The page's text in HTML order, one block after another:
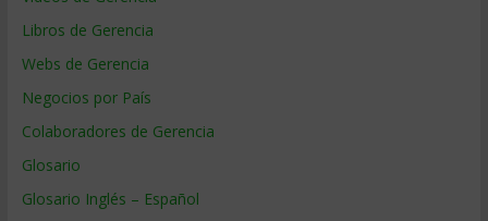
Libros de Gerencia
Webs de Gerencia
Negocios por País
Colaboradores de Gerencia
Glosario
Glosario Inglés – Español